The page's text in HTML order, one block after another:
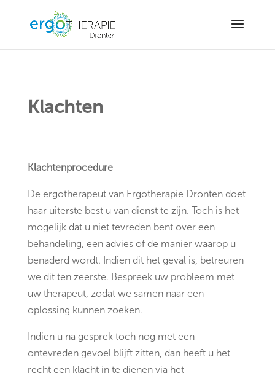
6Ld_mwArAAAAAMhLHEGYNE6b1f2M_elJTLCCNvn-
Klachten
Klachtenprocedure
De ergotherapeut van Ergotherapie Dronten doet
haar uiterste best u van dienst te zijn. Toch is het
mogelijk dat u niet tevreden bent over een
behandeling, een advies of de manier waarop u
benaderd wordt. Indien dit het geval is, betreuren
we dit ten zeerste. Bespreek uw probleem met
uw therapeut, zodat we samen naar een
oplossing kunnen zoeken.
Indien u na gesprek toch nog met een
ontevreden gevoel blijft zitten, dan heeft u het
recht een klacht in te dienen via het